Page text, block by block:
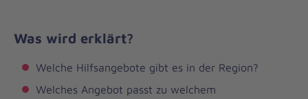
Was wird erklärt?
Welche Hilfsangebote gibt es in der Region?
Welches Angebot passt zu welchem